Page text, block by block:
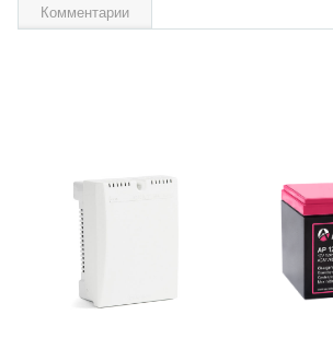
Комментарии